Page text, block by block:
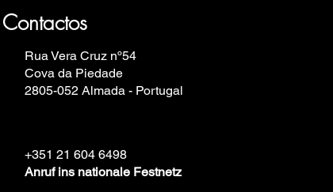
Contactos
Rua Vera Cruz nº54
Cova da Piedade
2805-052 Almada - Portugal
+351 21 604 6498
Anruf ins nationale Festnetz